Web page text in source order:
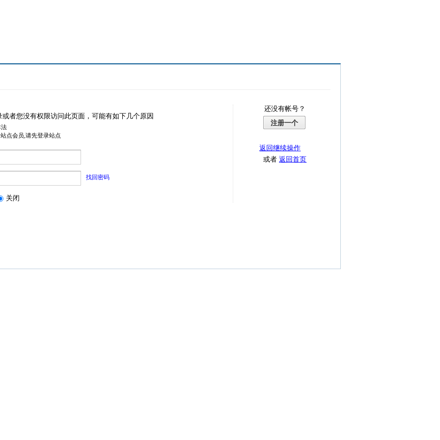
或者您没有权限访问此页面，可能有如下几个原因
点会员,请先登录站点
找回密码
关闭
还没有帐号？
注册一个
返回继续操作
或者返回首页